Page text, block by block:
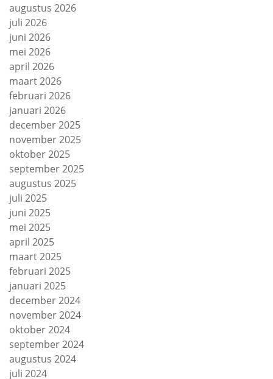
augustus 2026
juli 2026
juni 2026
mei 2026
april 2026
maart 2026
februari 2026
januari 2026
december 2025
november 2025
oktober 2025
september 2025
augustus 2025
juli 2025
juni 2025
mei 2025
april 2025
maart 2025
februari 2025
januari 2025
december 2024
november 2024
oktober 2024
september 2024
augustus 2024
juli 2024